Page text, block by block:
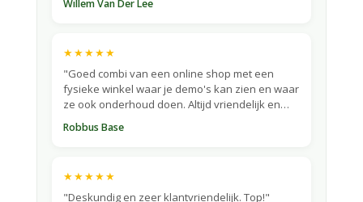
Willem Van Der Lee
★★★★★
"Goed combi van een online shop met een
fysieke winkel waar je demo's kan zien en waar
ze ook onderhoud doen. Altijd vriendelijk en
correct."
Robbus Base
★★★★★
"Deskundig en zeer klantvriendelijk. Top!"